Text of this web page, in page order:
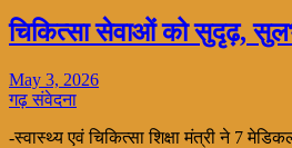
चिकित्सा सेवाओं को सुदृढ़, सुलभ
May 3, 2026
गढ़ संवेदना
-स्वास्थ्य एवं चिकित्सा शिक्षा मंत्री ने 7